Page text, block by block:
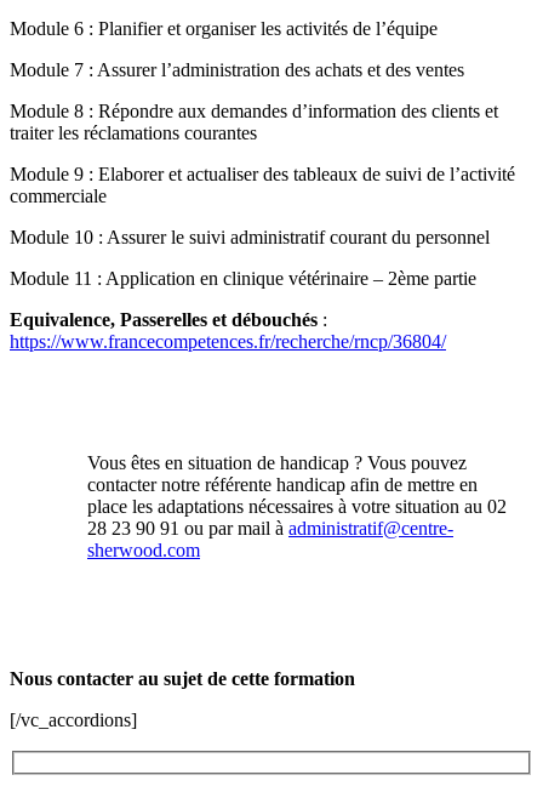
Module 6 : Planifier et organiser les activités de l’équipe
Module 7 : Assurer l’administration des achats et des ventes
Module 8 : Répondre aux demandes d’information des clients et
traiter les réclamations courantes
Module 9 : Elaborer et actualiser des tableaux de suivi de l’activité
commerciale
Module 10 : Assurer le suivi administratif courant du personnel
Module 11 : Application en clinique vétérinaire – 2ème partie
Equivalence, Passerelles et débouchés :
https://www.francecompetences.fr/recherche/rncp/36804/
Vous êtes en situation de handicap ? Vous pouvez
contacter notre référente handicap afin de mettre en
place les adaptations nécessaires à votre situation au 02
28 23 90 91 ou par mail à administratif@centre-
sherwood.com
Nous contacter au sujet de cette formation
[/vc_accordions]